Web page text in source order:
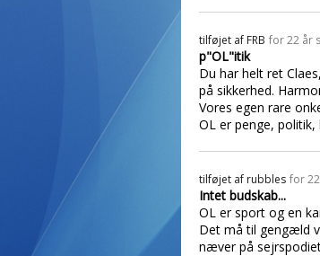
tilføjet af FRB for 22 år
p"OL"itik
Du har helt ret
på sikkerhed.
Vores egen rare
OL er penge,
tilføjet af rubbles for
Intet budskab...
OL er sport og en
Det må til gengæld
næver på